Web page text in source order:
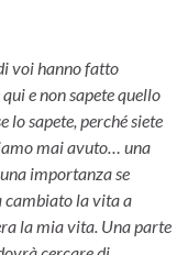
voi hanno fatto
e non sapete quello
lo sapete, perché siete
mai avuto… una
importanza se
cambiato la vita a
la mia vita. Una parte